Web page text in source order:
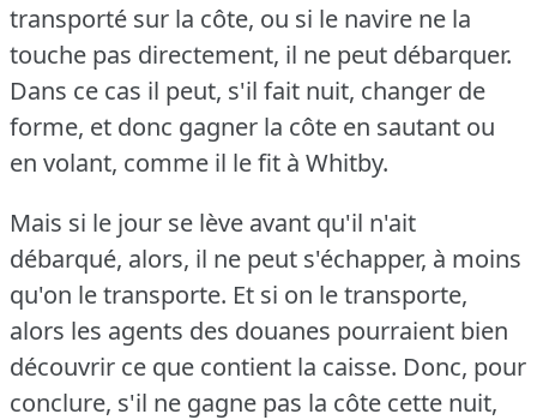
transporté sur la côte, ou si le navire ne la
touche pas directement, il ne peut débarquer.
Dans ce cas il peut, s'il fait nuit, changer de
forme, et donc gagner la côte en sautant ou
en volant, comme il le fit à Whitby.
Mais si le jour se lève avant qu'il n'ait
débarqué, alors, il ne peut s'échapper, à moins
qu'on le transporte. Et si on le transporte,
alors les agents des douanes pourraient bien
découvrir ce que contient la caisse. Donc, pour
conclure, s'il ne gagne pas la côte cette nuit,